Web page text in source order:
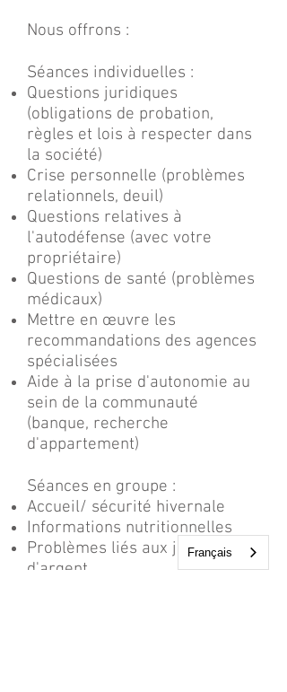
Nous offrons :
Séances individuelles :
Questions juridiques
(obligations de probation,
règles et lois à respecter dans
la société)
Crise personnelle (problèmes
relationnels, deuil)
Questions relatives à
l'autodéfense (avec votre
propriétaire)
Questions de santé (problèmes
médicaux)
Mettre en œuvre les
recommandations des agences
spécialisées
Aide à la prise d'autonomie au
sein de la communauté
(banque, recherche
d'appartement)
Séances en groupe :
Accueil/ sécurité hivernale
Informations nutritionnelles
Problèmes liés aux jeux
d'argent
Français